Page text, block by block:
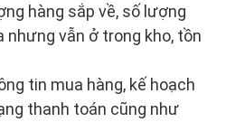
hàng sắp về, số lượng
vẫn ở trong kho, tồn
tin mua hàng, kế hoạch
thanh toán cũng như